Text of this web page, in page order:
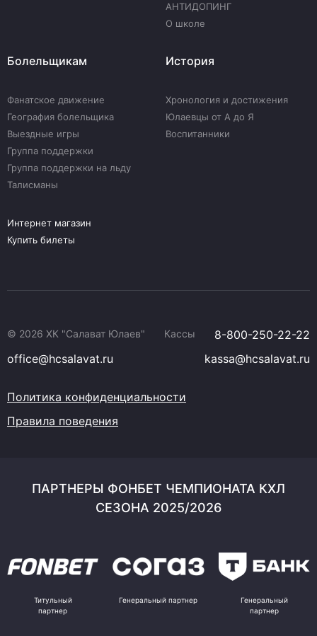
АНТИДОПИНГ
О школе
Болельщикам
Фанатское движение
География болельщика
Выездные игры
Группа поддержки
Группа поддержки на льду
Талисманы
История
Хронология и достижения
Юлаевцы от А до Я
Воспитанники
Интернет магазин
Купить билеты
© 2026 ХК "Салават Юлаев" Кассы
8-800-250-22-22
office@hcsalavat.ru
kassa@hcsalavat.ru
Политика конфиденциальности
Правила поведения
ПАРТНЕРЫ ФОНБЕТ ЧЕМПИОНАТА КХЛ
СЕЗОНА 2025/2026
Титульный
партнер
Генеральный партнер
Генеральный
партнер